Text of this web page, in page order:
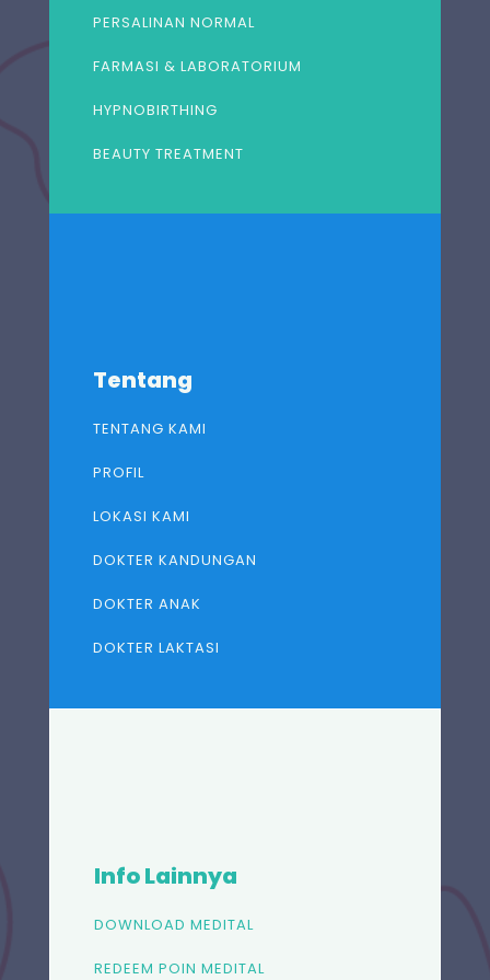
PERSALINAN NORMAL
FARMASI & LABORATORIUM
HYPNOBIRTHING
BEAUTY TREATMENT
Tentang
TENTANG KAMI
PROFIL
LOKASI KAMI
DOKTER KANDUNGAN
DOKTER ANAK
DOKTER LAKTASI
Info Lainnya
DOWNLOAD MEDITAL
REDEEM POIN MEDITAL